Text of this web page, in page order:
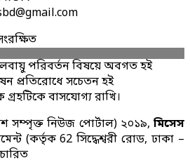
পরিবর্তন বিষয়ে অবগত হই
প্রতিরোধে সচেতন হই
বাসযোগ্য রাখি।
সম্পৃক্ত নিউজ পোর্টাল) ২০১৯, মিসেস
(কর্তৃক 62 সিদ্ধেশ্বরী রোড, ঢাকা –